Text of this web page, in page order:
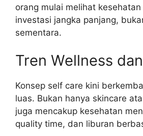
orang mulai melihat
investasi jangka panjang,
sementara.
Tren Wellness
Konsep self care kini
luas. Bukan hanya skincare
juga mencakup kesehatan
quality time, dan liburan